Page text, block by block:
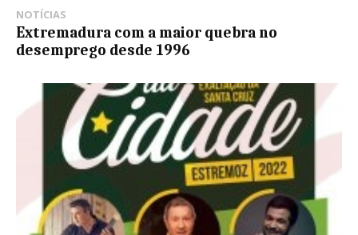
NOTÍCIAS
Extremadura com a maior quebra no
desemprego desde 1996